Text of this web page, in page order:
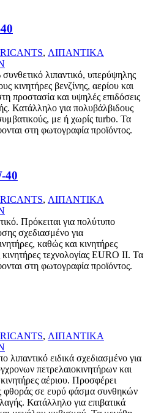
, ΛΙΠΑΝΤΙΚΑ
λιπαντικό, υπερύψηλης
κινητήρες βενζίνης, αερίου και
προστασία και υψηλές επιδόσεις
Κατάλληλο για πολυβάλβιδους
με ή χωρίς turbo. Τα
στη φωτογραφία προϊόντος.
40
, ΛΙΠΑΝΤΙΚΑ
Πρόκειται για πολύτυπο
σχεδιασμένο για
καθώς και κινητήρες
κινητήρες τεχνολογίας EURO II. Τα
στη φωτογραφία προϊόντος.
, ΛΙΠΑΝΤΙΚΑ
λιπαντικό ειδικά σχεδιασμένο για
πετρελαιοκινητήρων και
αέριου. Προσφέρει
φθοράς σε ευρύ φάσμα συνθηκών
Κατάλληλο για επιβατικά